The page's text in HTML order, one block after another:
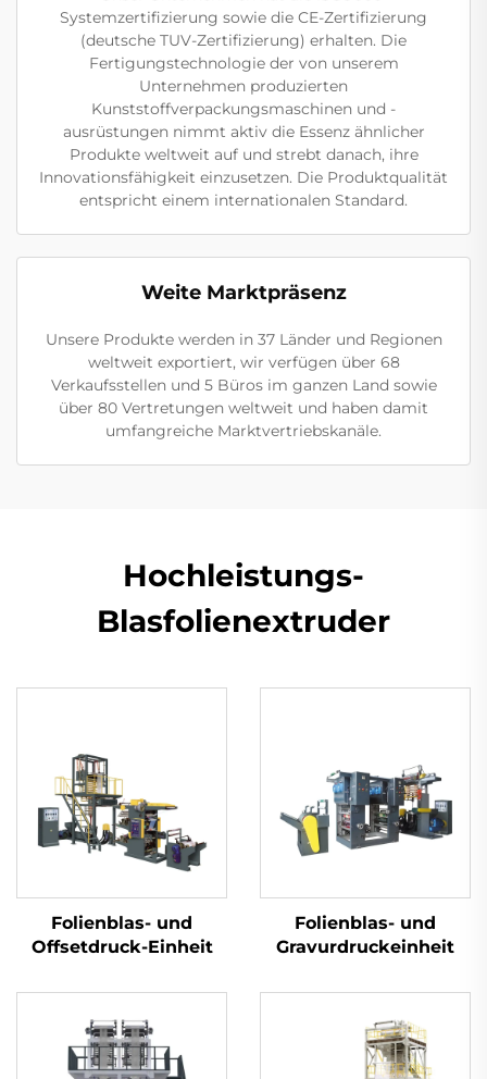
Systemzertifizierung sowie die CE-Zertifizierung
(deutsche TUV-Zertifizierung) erhalten. Die
Fertigungstechnologie der von unserem
Unternehmen produzierten
Kunststoffverpackungsmaschinen und -
ausrüstungen nimmt aktiv die Essenz ähnlicher
Produkte weltweit auf und strebt danach, ihre
Innovationsfähigkeit einzusetzen. Die Produktqualität
entspricht einem internationalen Standard.
Weite Marktpräsenz
Unsere Produkte werden in 37 Länder und Regionen
weltweit exportiert, wir verfügen über 68
Verkaufsstellen und 5 Büros im ganzen Land sowie
über 80 Vertretungen weltweit und haben damit
umfangreiche Marktvertriebskanäle.
Hochleistungs-
Blasfolienextruder
Folienblas- und
Offsetdruck-Einheit
Folienblas- und
Gravurdruckeinheit